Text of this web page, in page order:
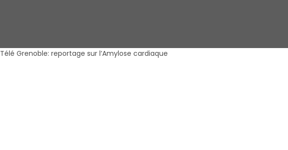
Télé Grenoble: reportage sur l’Amylose cardiaque